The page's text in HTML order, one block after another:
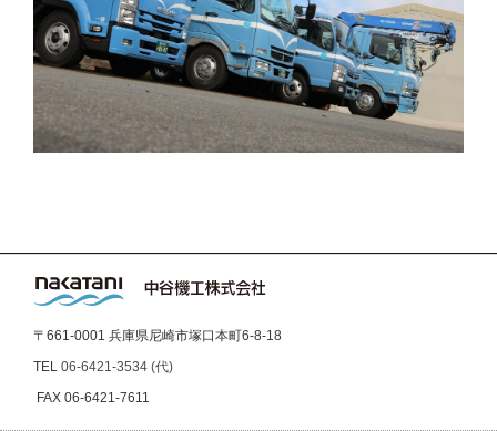
〒661-0001 兵庫県尼崎市塚口本町6-8-18
TEL 06-6421-3534 (代)
FAX 06-6421-7611